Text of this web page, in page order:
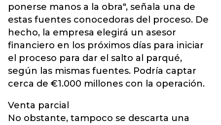
ponerse manos a la obra", señala una de
estas fuentes conocedoras del proceso. De
hecho, la empresa elegirá un asesor
financiero en los próximos días para iniciar
el proceso para dar el salto al parqué,
según las mismas fuentes. Podría captar
cerca de €1.000 millones con la operación.
Venta parcial
No obstante, tampoco se descarta una